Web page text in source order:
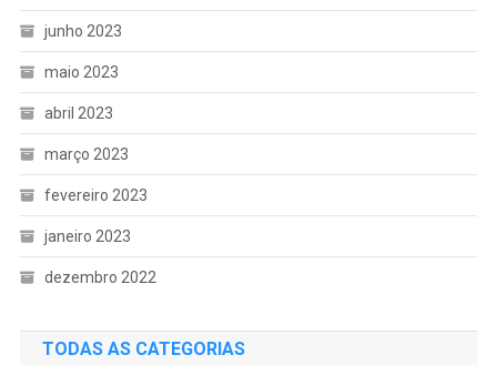
junho 2023
maio 2023
abril 2023
março 2023
fevereiro 2023
janeiro 2023
dezembro 2022
TODAS AS CATEGORIAS